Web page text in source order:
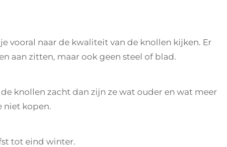
vooral naar de kwaliteit van de knollen kijken. Er
aan zitten, maar ook geen steel of blad.
knollen zacht dan zijn ze wat ouder en wat meer
niet kopen.
tot eind winter.